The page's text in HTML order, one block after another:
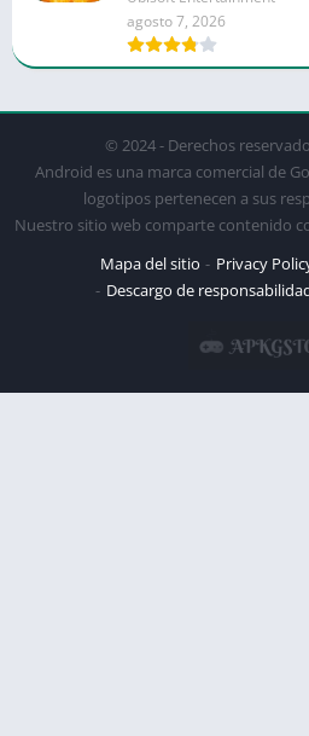
agosto 7, 2026
© 2024 - Derechos
Android es una marca comercial de
logotipos pertenecen a sus
Nuestro sitio web comparte contenido
Mapa del sitio
Privacy
Descargo de